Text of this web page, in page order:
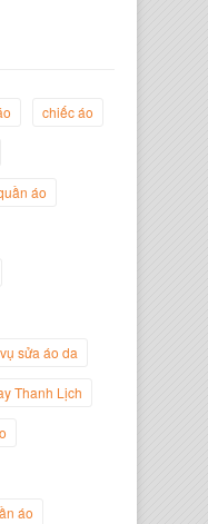
Thời
chiếc áo
áo
sửa áo da
Thanh Lịch
áo